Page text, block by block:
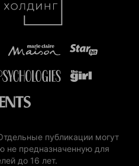
публикации могут
не предназначенную для
до 16 лет.